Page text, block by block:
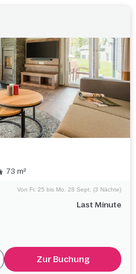
73 m²
Last Minute
Von Fr. 25 bis Mo. 28 Sept. (3 Nächte)
Zur Buchung